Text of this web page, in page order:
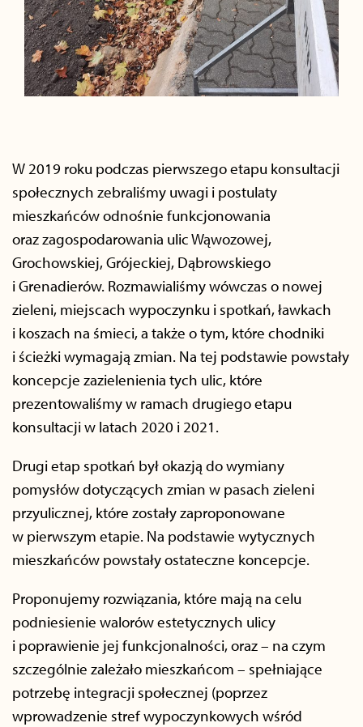
W 2019 roku podczas pierwszego etapu konsultacji
społecznych zebraliśmy uwagi i postulaty
mieszkańców odnośnie funkcjonowania
oraz zagospodarowania ulic Wąwozowej,
Grochowskiej, Grójeckiej, Dąbrowskiego
i Grenadierów. Rozmawialiśmy wówczas o nowej
zieleni, miejscach wypoczynku i spotkań, ławkach
i koszach na śmieci, a także o tym, które chodniki
i ścieżki wymagają zmian. Na tej podstawie powstały
koncepcje zazielenienia tych ulic, które
prezentowaliśmy w ramach drugiego etapu
konsultacji w latach 2020 i 2021.
Drugi etap spotkań był okazją do wymiany
pomysłów dotyczących zmian w pasach zieleni
przyulicznej, które zostały zaproponowane
w pierwszym etapie. Na podstawie wytycznych
mieszkańców powstały ostateczne koncepcje.
Proponujemy rozwiązania, które mają na celu
podniesienie walorów estetycznych ulicy
i poprawienie jej funkcjonalności, oraz – na czym
szczególnie zależało mieszkańcom – spełniające
potrzebę integracji społecznej (poprzez
wprowadzenie stref wypoczynkowych wśród